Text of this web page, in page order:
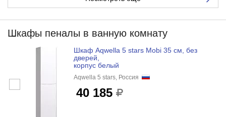
Шкафы пеналы в ванную комнату
Шкаф Aqwella 5 stars Mobi 35 см, без
дверей,
корпус белый
Aqwella 5 stars, Россия
40 185